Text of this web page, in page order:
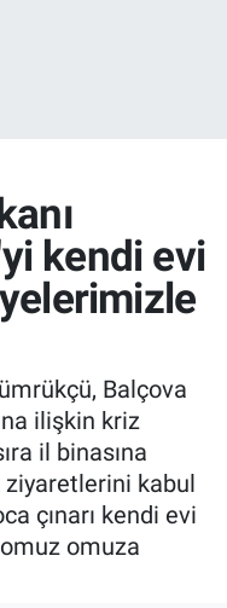
kendi evi
Balçova
ilişkin kriz
il binasına
ziyaretlerini kabul
çınarı kendi evi
omuza